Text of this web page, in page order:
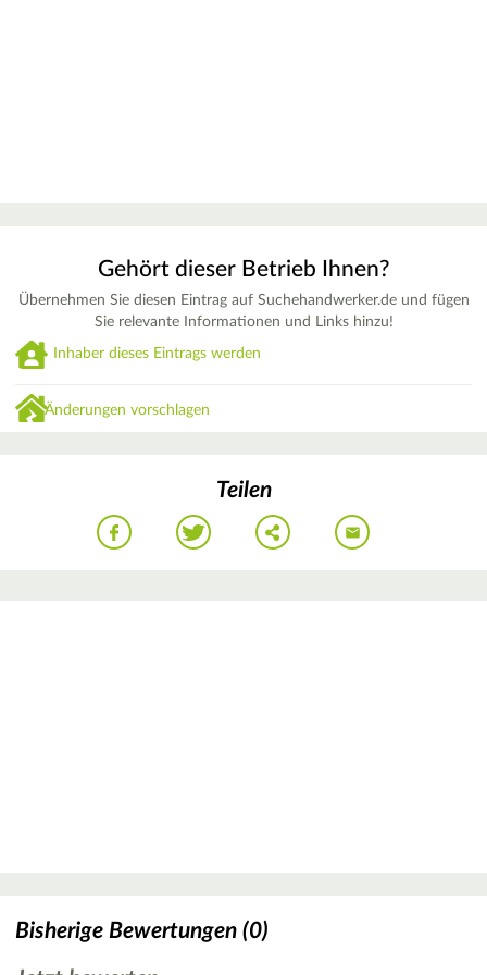
Gehört dieser Betrieb Ihnen?
Übernehmen Sie diesen Eintrag auf Suchehandwerker.de und fügen
Sie relevante Informationen und Links hinzu!
Inhaber dieses Eintrags werden
Änderungen vorschlagen
Teilen
Bisherige Bewertungen (0)